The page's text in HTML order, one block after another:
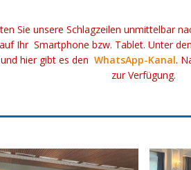
Sie unsere Schlagzeilen unmittelbar
Ihr Smartphone bzw. Tablet. Unter
hier gibt es denWhatsApp-Kanal.
zur Verfügung.